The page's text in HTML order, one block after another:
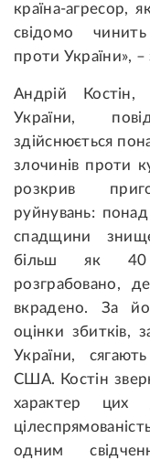
країна-агресор,
свідомо
проти України», –
Андрій Костін,
України,
здійснюється
злочинів проти
розкрив
руйнувань: понад
спадщини
більш як 40
розграбовано,
вкрадено. За
оцінки збитків,
України,
США. Костін
характер цих
одним